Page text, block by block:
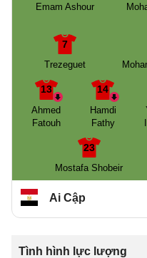
Emam Ashour
7
Trezeguet
13
Ahmed
Fatouh
14
Hamdi
Fathy
23
Mostafa Shobeir
Ai Cập
Tình hình lực lượng